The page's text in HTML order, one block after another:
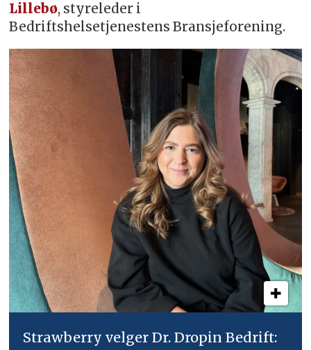
Lillebø, styreleder i
Bedriftshelsetjenestens Bransjeforening.
Strawberry velger Dr. Dropin Bedrift: